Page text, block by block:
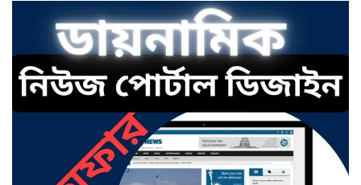
ছাতকে এক স্কুল ছাত্রী পাশবিকতার
শিকার অভিযুক্ত
ছাতক থানার পুলিশ সদস্য সংগীতে
শ্রেষ্ঠ শিল্পী নির্বাচিত